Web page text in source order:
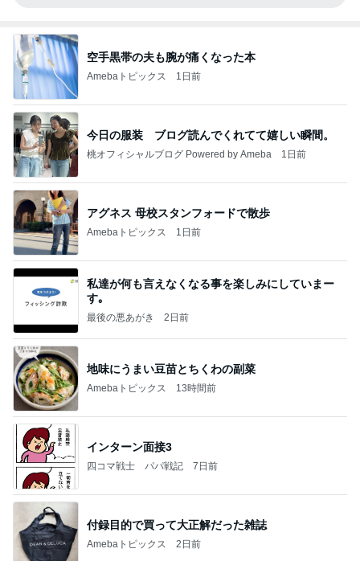
空手黒帯の夫も腕が痛くなった本
Amebaトピックス 1日前
今日の服装 ブログ読んでくれてて嬉しい瞬間。
桃オフィシャルブログ Powered by Ameba 1日前
アグネス 母校スタンフォードで散歩
Amebaトピックス 1日前
私達が何も言えなくなる事を楽しみにしていまー
す｡
最後の悪あがき 2日前
地味にうまい豆苗とちくわの副菜
Amebaトピックス 13時間前
インターン面接3
四コマ戦士 パパ戦記 7日前
付録目的で買って大正解だった雑誌
Amebaトピックス 2日前